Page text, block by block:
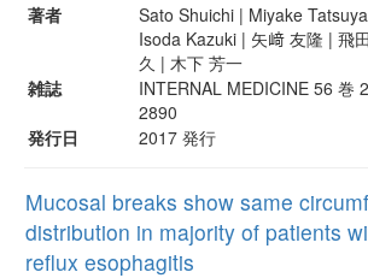
著者
Sato Shuichi | Miyake
Isoda Kazuki | 矢﨑 友隆 | 飛
久 | 木下 芳一
雑誌
INTERNAL MEDICINE 56 巻
2890
発行日
2017 発行
Mucosal breaks show same
distribution in majority of patients
reflux esophagitis